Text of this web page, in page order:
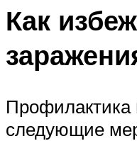
Как
Профилактика
следующие